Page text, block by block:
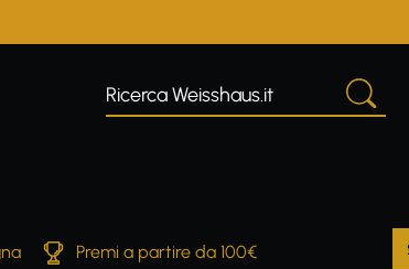
Premi a partire da 100€